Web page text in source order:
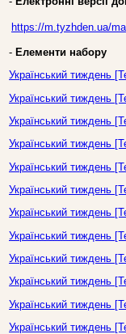
https://m.tyzhden.ua/
- Елементи набору
Український тиждень
Український тиждень
Український тиждень
Український тиждень
Український тиждень
Український тиждень
Український тиждень
Український тиждень
Український тиждень
Український тиждень
Український тиждень
Український тиждень